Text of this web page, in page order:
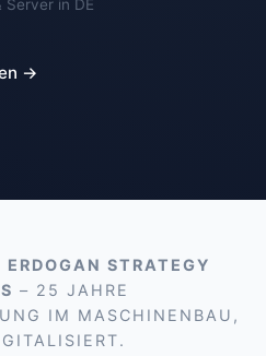
Server in DE
→
ERDOGAN STRATEGY
– 25 JAHRE
IM MASCHINENBAU,